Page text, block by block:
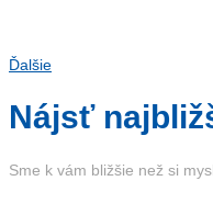
Ďalšie
Nájsť
Sme k vám bližšie než si